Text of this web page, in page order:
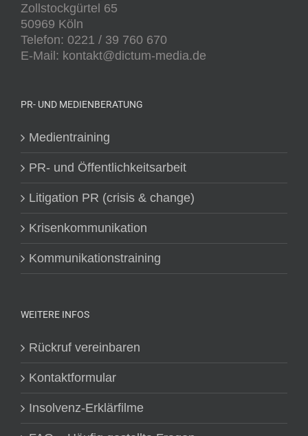
Zollstockgürtel 65
50969 Köln
Telefon: 0221 / 39 760 670
E-Mail: kontakt@dictum-media.de
PR- UND MEDIENBERATUNG
Medientraining
PR- und Öffentlichkeitsarbeit
Litigation PR (crisis & change)
Krisenkommunikation
Kommunikationstraining
WEITERE INFOS
Rückruf vereinbaren
Kontaktformular
Insolvenz-Erklärfilme